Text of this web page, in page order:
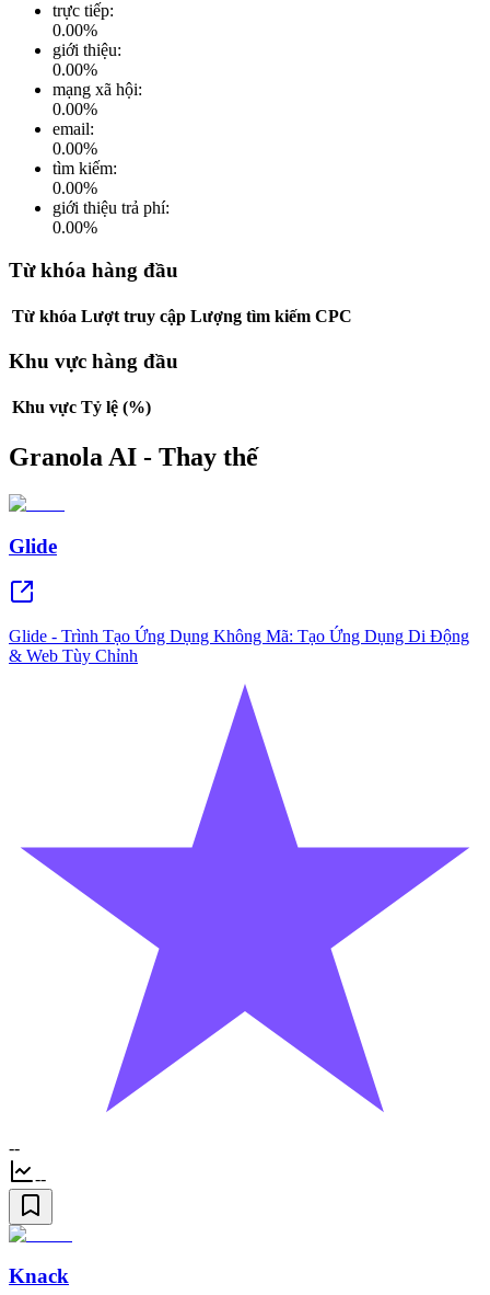
trực tiếp:
0.00%
giới thiệu:
0.00%
mạng xã hội:
0.00%
email:
0.00%
tìm kiếm:
0.00%
giới thiệu trả phí:
0.00%
Từ khóa hàng đầu
Từ khóa Lượt truy cập Lượng tìm kiếm CPC
Khu vực hàng đầu
Khu vực Tỷ lệ (%)
Granola AI - Thay thế
Glide
Glide - Trình Tạo Ứng Dụng Không Mã: Tạo Ứng Dụng Di Động
& Web Tùy Chỉnh
--
--
Knack